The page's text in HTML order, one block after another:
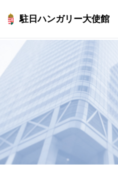
駐日ハンガリー大使館